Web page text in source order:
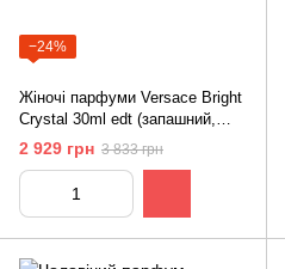
−24%
Жіночі парфуми Versace Bright
Crystal 30ml edt (запашний,
жіночний, спокусливий,
чарівний)
2 929 грн 3 833 грн